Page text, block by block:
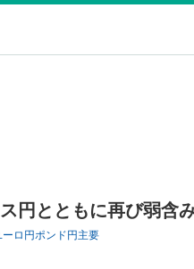
円とともに再び弱含
ーロ円ポンド円主要